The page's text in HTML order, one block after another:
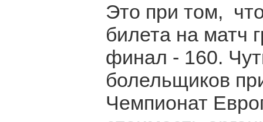
Это при том,
билета на матч
финал - 160.
болельщиков
Чемпионат